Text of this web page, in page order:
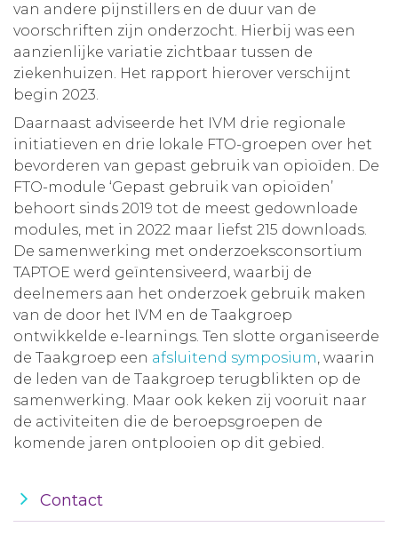
van andere pijnstillers en de duur van de
voorschriften zijn onderzocht. Hierbij was een
aanzienlijke variatie zichtbaar tussen de
ziekenhuizen. Het rapport hierover verschijnt
begin 2023.
Daarnaast adviseerde het IVM drie regionale
initiatieven en drie lokale FTO-groepen over het
bevorderen van gepast gebruik van opioïden. De
FTO-module ‘Gepast gebruik van opioïden’
behoort sinds 2019 tot de meest gedownloade
modules, met in 2022 maar liefst 215 downloads.
De samenwerking met onderzoeksconsortium
TAPTOE werd geïntensiveerd, waarbij de
deelnemers aan het onderzoek gebruik maken
van de door het IVM en de Taakgroep
ontwikkelde e-learnings. Ten slotte organiseerde
de Taakgroep een afsluitend symposium, waarin
de leden van de Taakgroep terugblikten op de
samenwerking. Maar ook keken zij vooruit naar
de activiteiten die de beroepsgroepen de
komende jaren ontplooien op dit gebied.
Contact